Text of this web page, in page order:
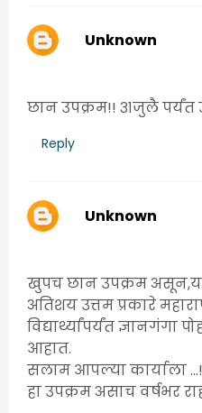
Unknown
छान उपक्रम!! ३१जुलै पर्यंत
Reply
Unknown
खुपच छान उपक्रम
अतिशय उत्तम प्रकारे
विद्यार्थ्यांपर्यंत ज्ञानगंगा
आहात.
सलाम आपल्या कार्याला
हा उपक्रम असाच वर्षभर